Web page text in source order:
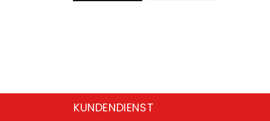
KUNDENDIENST